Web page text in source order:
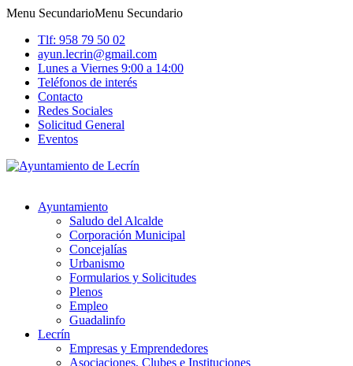
Menu SecundarioMenu Secundario
Tlf: 958 79 50 02
ayun.lecrin@gmail.com
Lunes a Viernes 9:00 a 14:00
Teléfonos de interés
Contacto
Redes Sociales
Solicitud General
Eventos
Ayuntamiento
Saludo del Alcalde
Corporación Municipal
Concejalías
Urbanismo
Formularios y Solicitudes
Plenos
Empleo
Guadalinfo
Lecrín
Empresas y Emprendedores
Asociaciones, Clubes e Instituciones